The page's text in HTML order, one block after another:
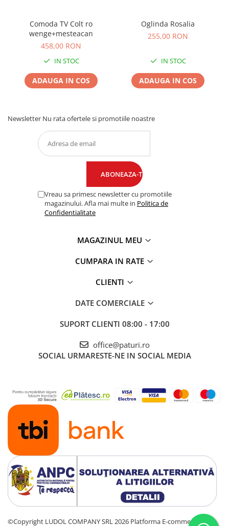
Comoda TV Colt ro
wenge+mesteacan
458,00 RON
IN STOC
ADAUGA IN COS
Oglinda Rosalia
255,00 RON
IN STOC
ADAUGA IN COS
Newsletter Nu rata ofertele si promotiile noastre
Vreau sa primesc newsletter cu promotiile
magazinului. Afla mai multe in Politica de
Confidentialitate
MAGAZINUL MEU
CUMPARA IN RATE
CLIENTI
DATE COMERCIALE
SUPORT CLIENTI 08:00 - 17:00
office@paturi.ro
SOCIAL URMARESTE-NE IN SOCIAL MEDIA
©Copyright LUDOL COMPANY SRL 2026 Platforma E-commerce by